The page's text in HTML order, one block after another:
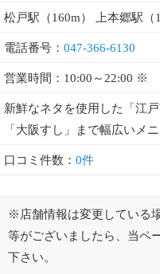
松戸駅（160m） 上本郷駅（
電話番号： 047-366-6130
営業時間：10:00～22:00 ※
新鮮なネタを使用した「江
「大阪すし」まで幅広いメ
口コミ件数： 0件
※店舗情報は変更している
等がございましたら、当ペ
下さい。